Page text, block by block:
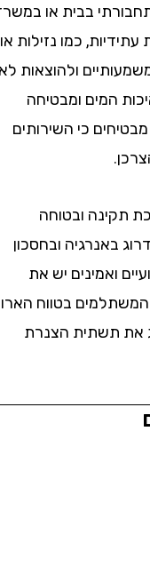
בבית או במשרד.
כמו נזילות או
ולהוצאות לא
ומבטיחה
כי השירותים
ובטוחה
ובחסכון
יש את
בטווח הארוך.
תשתית הצנרת